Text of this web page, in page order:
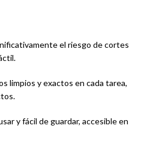
el riesgo de cortes
limpios y exactos en cada tarea,
y fácil de guardar, accesible en